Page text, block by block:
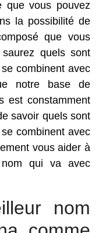
que vous pouvez
la possibilité de
que vous
quels sont
combinent avec
notre base de
est constamment
savoir quels sont
combinent avec
vous aider à
qui va avec
nom